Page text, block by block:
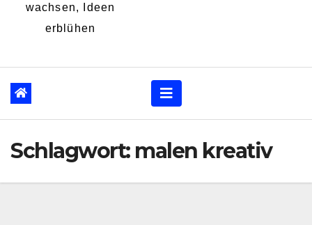
wachsen, Ideen
erblühen
Schlagwort: malen kreativ